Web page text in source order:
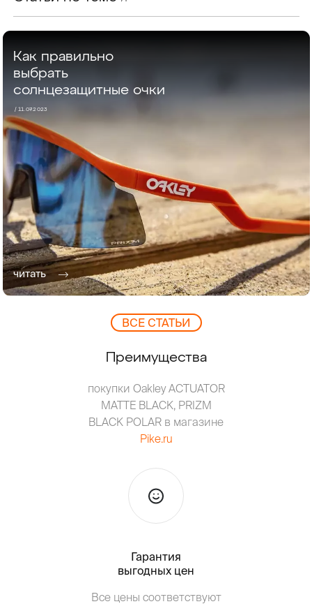
Как правильно
выбрать
солнцезащитные очки
/ 11.07.2023
читать
ВCЕ СТАТЬИ
Преимущества
покупки Oakley ACTUATOR
MATTE BLACK, PRIZM
BLACK POLAR в магазине
Pike.ru
Гарантия
выгодных цен
Все цены соответствуют